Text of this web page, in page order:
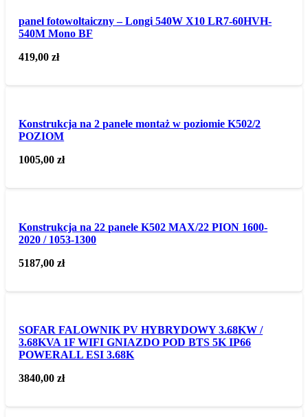
panel fotowoltaiczny – Longi 540W X10 LR7-60HVH-
540M Mono BF
419,00zł
Konstrukcja na 2 panele montaż w poziomie K502/2
POZIOM
1005,00zł
Konstrukcja na 22 panele K502 MAX/22 PION 1600-
2020 / 1053-1300
5187,00zł
SOFAR FALOWNIK PV HYBRYDOWY 3.68KW /
3.68KVA 1F WIFI GNIAZDO POD BTS 5K IP66
POWERALL ESI 3.68K
3840,00zł